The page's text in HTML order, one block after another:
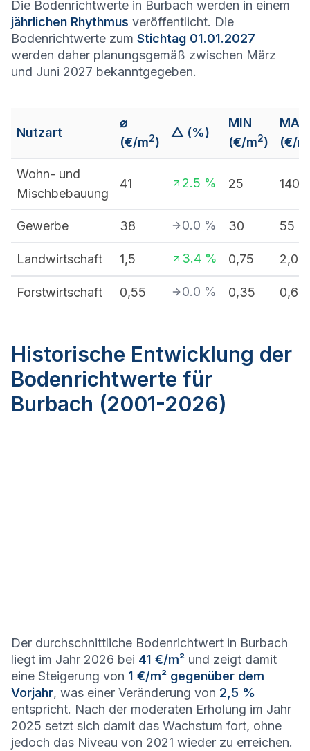
Die Bodenrichtwerte in Burbach werden in einem
jährlichen Rhythmus veröffentlicht. Die
Bodenrichtwerte zum Stichtag 01.01.2027
werden daher planungsgemäß zwischen März
und Juni 2027 bekanntgegeben.
Nutzart
⌀
(€/m2)
△ (%)
MIN
(€/m2)
MAX
(€/m
Wohn- und
Mischbebauung
41 2.5 % 25 140
Gewerbe 38 0.0 % 30 55
Landwirtschaft 1,5 3.4 % 0,75 2,05
Forstwirtschaft 0,55 0.0 % 0,35 0,6
Historische Entwicklung der
Bodenrichtwerte für
Burbach (2001-2026)
Der durchschnittliche Bodenrichtwert in Burbach
liegt im Jahr 2026 bei 41 €/m² und zeigt damit
eine Steigerung von 1 €/m² gegenüber dem
Vorjahr, was einer Veränderung von 2,5 %
entspricht. Nach der moderaten Erholung im Jahr
2025 setzt sich damit das Wachstum fort, ohne
jedoch das Niveau von 2021 wieder zu erreichen.